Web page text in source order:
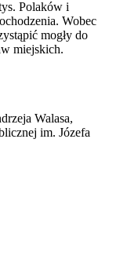
Polaków i
Wobec
mogły do
miejskich.
Walasa,
im. Józefa